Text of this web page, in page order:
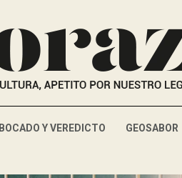
BOCADO Y VEREDICTO GEOSABOR